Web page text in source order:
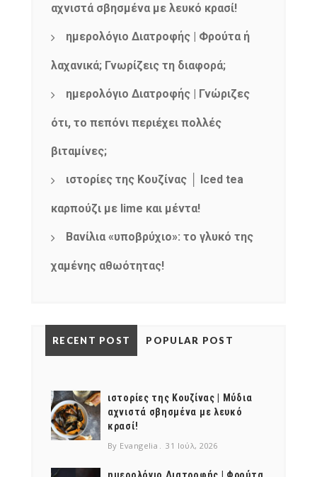
αχνιστά σβησμένα με λευκό κρασί!
ημερολόγιο Διατροφής | Φρούτα ή
λαχανικά; Γνωρίζεις τη διαφορά;
ημερολόγιο Διατροφής | Γνώριζες
ότι, το πεπόνι περιέχει πολλές
βιταμίνες;
ιστορίες της Κουζίνας │ Iced tea
καρπούζι με lime και μέντα!
Βανίλια «υποβρύχιο»: το γλυκό της
χαμένης αθωότητας!
RECENT POST POPULAR POST
ιστορίες της Κουζίνας | Μύδια
αχνιστά σβησμένα με λευκό
κρασί!
By Evangelia 31 Ιούλ, 2026
ημερολόγιο Διατροφής | Φρούτα